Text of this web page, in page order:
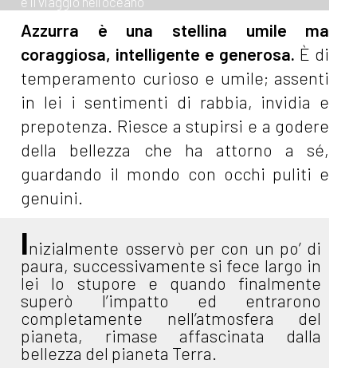
Azzurra è una stellina umile ma
coraggiosa, intelligente e generosa. È di
temperamento curioso e umile; assenti
in lei i sentimenti di rabbia, invidia e
prepotenza. Riesce a stupirsi e a godere
della bellezza che ha attorno a sé,
guardando il mondo con occhi puliti e
genuini.
Inizialmente osservò per con un po’ di
paura, successivamente si fece largo in
lei lo stupore e quando finalmente
superò l’impatto ed entrarono
completamente nell’atmosfera del
pianeta, rimase affascinata dalla
bellezza del pianeta Terra.